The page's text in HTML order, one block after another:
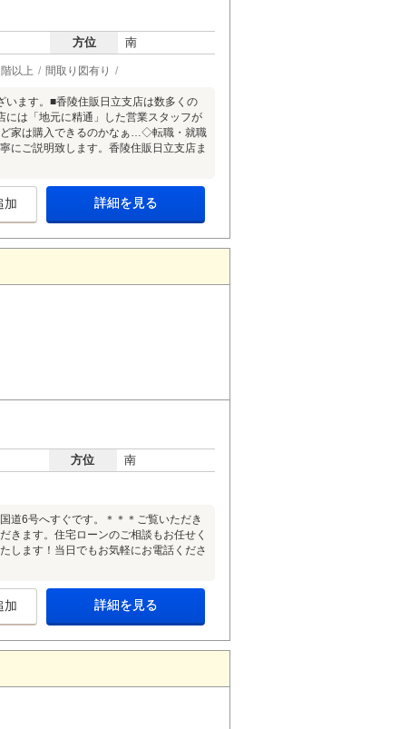
方位 南
以上 間取り図有り
います。■香陵住販日立支店は数多くの
は「地元に精通」した営業スタッフが
家は購入できるのかなぁ…◇転職・就職
にご説明致します。香陵住販日立支店ま
加 詳細を見る
方位 南
道6号へすぐです。＊＊＊ご覧いただき
きます。住宅ローンのご相談もお任せく
します！当日でもお気軽にお電話くださ
加 詳細を見る